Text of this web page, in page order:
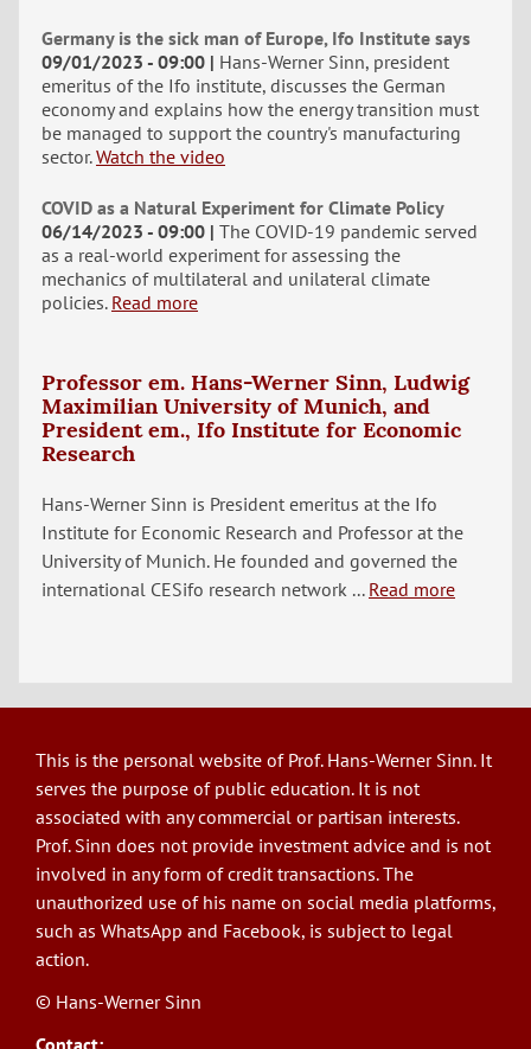
Germany is the sick man of Europe, Ifo Institute says
09/01/2023 - 09:00
Hans-Werner Sinn, president
emeritus of the Ifo institute, discusses the German
economy and explains how the energy transition must
be managed to support the country's manufacturing
sector. Watch the video
COVID as a Natural Experiment for Climate Policy
06/14/2023 - 09:00 The COVID-19 pandemic served
as a real-world experiment for assessing the
mechanics of multilateral and unilateral climate
policies. Read more
Professor em. Hans-Werner Sinn, Ludwig
Maximilian University of Munich, and
President em., Ifo Institute for Economic
Research
Hans-Werner Sinn is President emeritus at the Ifo
Institute for Economic Research and Professor at the
University of Munich. He founded and governed the
international CESifo research network ... Read more
This is the personal website of Prof. Hans-Werner Sinn. It
serves the purpose of public education. It is not
associated with any commercial or partisan interests.
Prof. Sinn does not provide investment advice and is not
involved in any form of credit transactions. The
unauthorized use of his name on social media platforms,
such as WhatsApp and Facebook, is subject to legal
action.
© Hans-Werner Sinn
Contact: